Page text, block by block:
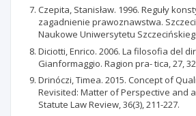
Czepita, Stanisław. 1996. Reguły
zagadnienie prawoznawstwa.
Naukowe Uniwersytetu
Diciotti, Enrico. 2006. La filosofia del
Gianformaggio. Ragion pra- tica, 27,
Drinóczi, Timea. 2015. Concept of
Revisited: Matter of Perspective and
Statute Law Review, 36(3), 211-227.